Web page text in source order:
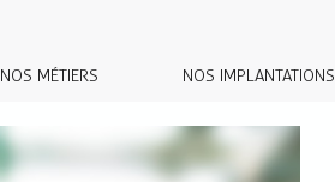
NOS MÉTIERS NOS IMPLANTATIONS